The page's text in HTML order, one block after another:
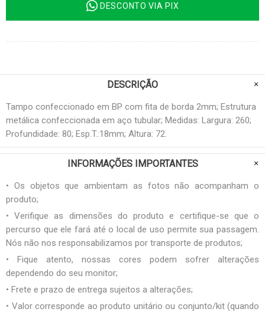
DESCONTO VIA PIX
DESCRIÇÃO
Tampo confeccionado em BP com fita de borda 2mm; Estrutura
metálica confeccionada em aço tubular; Medidas: Largura: 260;
Profundidade: 80; Esp.T.:18mm; Altura: 72.
INFORMAÇÕES IMPORTANTES
• Os objetos que ambientam as fotos não acompanham o
produto;
• Verifique as dimensões do produto e certifique-se que o
percurso que ele fará até o local de uso permite sua passagem.
Nós não nos responsabilizamos por transporte de produtos;
• Fique atento, nossas cores podem sofrer alterações
dependendo do seu monitor;
• Frete e prazo de entrega sujeitos a alterações;
• Valor corresponde ao produto unitário ou conjunto/kit (quando